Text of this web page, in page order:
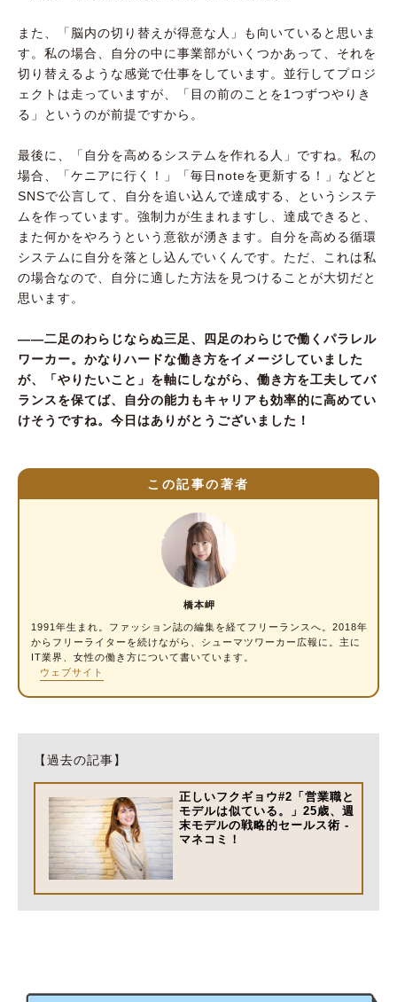
また、「脳内の切り替えが得意な人」も向いていると思いま
す。私の場合、自分の中に事業部がいくつかあって、それを
切り替えるような感覚で仕事をしています。並行してプロジ
ェクトは走っていますが、「目の前のことを1つずつやりき
る」というのが前提ですから。
最後に、「自分を高めるシステムを作れる人」ですね。私の
場合、「ケニアに行く！」「毎日noteを更新する！」などと
SNSで公言して、自分を追い込んで達成する、というシステ
ムを作っています。強制力が生まれますし、達成できると、
また何かをやろうという意欲が湧きます。自分を高める循環
システムに自分を落とし込んでいくんです。ただ、これは私
の場合なので、自分に適した方法を見つけることが大切だと
思います。
――二足のわらじならぬ三足、四足のわらじで働くパラレル
ワーカー。かなりハードな働き方をイメージしていました
が、「やりたいこと」を軸にしながら、働き方を工夫してバ
ランスを保てば、自分の能力もキャリアも効率的に高めてい
けそうですね。今日はありがとうございました！
この記事の著者
橋本岬
1991年生まれ。ファッション誌の編集を経てフリーランスへ。2018年
からフリー ライター を続けながら、シューマツワーカー広報に。主に
IT業界、女性の働き方について書いています。
ウェブサイト
【過去の記事】
正しいフクギョウ#2「営業職と
モデルは似ている。」25歳、週
末モデルの戦略的セールス術 -
マネコミ！